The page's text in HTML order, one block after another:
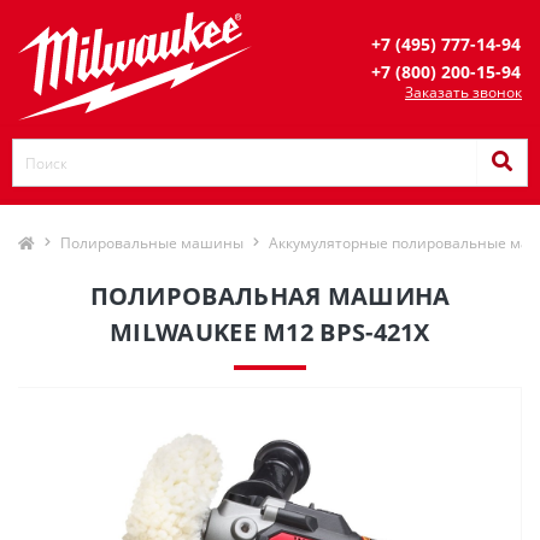
+7 (495) 777-14-94
+7 (800) 200-15-94
Заказать звонок
Полировальные машины Аккумуляторные полировальные
ПОЛИРОВАЛЬНАЯ МАШИНА
MILWAUKEE М12 BPS-421X